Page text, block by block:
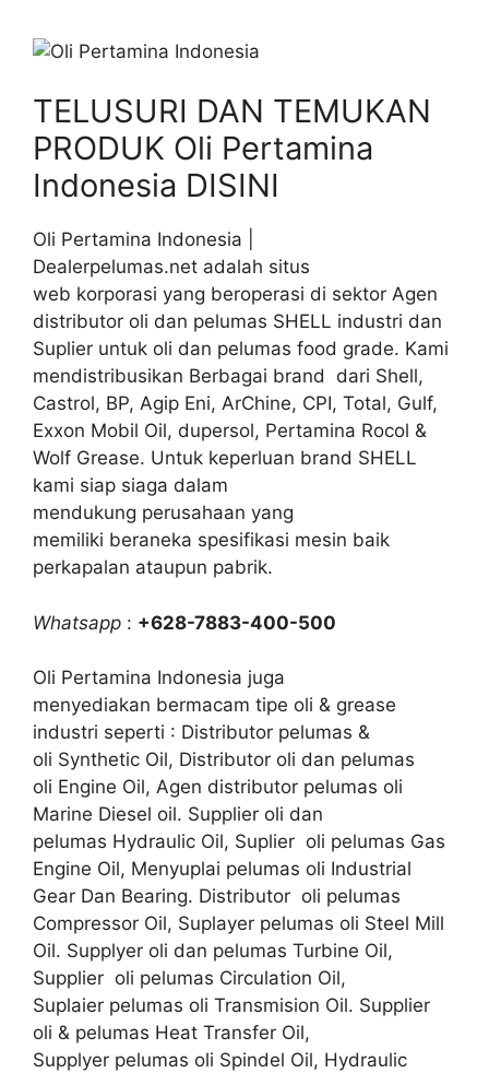
TELUSURI DAN TEMUKAN
PRODUK Oli Pertamina
Indonesia DISINI
Oli Pertamina Indonesia |
Dealerpelumas.net adalah situs
web korporasi yang beroperasi di sektor Agen
distributor oli dan pelumas SHELL industri dan
Suplier untuk oli dan pelumas food grade. Kami
mendistribusikan Berbagai brand dari Shell,
Castrol, BP, Agip Eni, ArChine, CPI, Total, Gulf,
Exxon Mobil Oil, dupersol, Pertamina Rocol &
Wolf Grease. Untuk keperluan brand SHELL
kami siap siaga dalam
mendukung perusahaan yang
memiliki beraneka spesifikasi mesin baik
perkapalan ataupun pabrik.
Whatsapp : +628-7883-400-500
Oli Pertamina Indonesia juga
menyediakan bermacam tipe oli & grease
industri seperti : Distributor pelumas &
oli Synthetic Oil, Distributor oli dan pelumas
oli Engine Oil, Agen distributor pelumas oli
Marine Diesel oil. Supplier oli dan
pelumas Hydraulic Oil, Suplier oli pelumas Gas
Engine Oil, Menyuplai pelumas oli Industrial
Gear Dan Bearing. Distributor oli pelumas
Compressor Oil, Suplayer pelumas oli Steel Mill
Oil. Supplyer oli dan pelumas Turbine Oil,
Supplier oli pelumas Circulation Oil,
Suplaier pelumas oli Transmision Oil. Supplier
oli & pelumas Heat Transfer Oil,
Supplyer pelumas oli Spindel Oil, Hydraulic